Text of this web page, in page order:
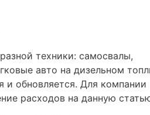
техники: самосвалы,
авто на дизельном
и обновляется. Для компании
расходов на данную